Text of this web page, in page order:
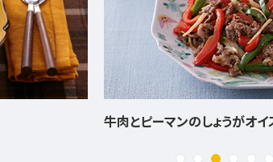
フルーツ＆ナッツチーズボール